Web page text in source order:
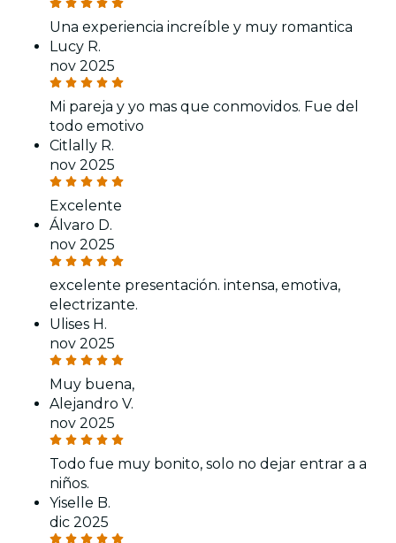
Una experiencia increíble y muy romantica
Lucy R.
nov 2025
Mi pareja y yo mas que conmovidos. Fue del
todo emotivo
Citlally R.
nov 2025
Excelente
Álvaro D.
nov 2025
excelente presentación. intensa, emotiva,
electrizante.
Ulises H.
nov 2025
Muy buena,
Alejandro V.
nov 2025
Todo fue muy bonito, solo no dejar entrar a a
niños.
Yiselle B.
dic 2025